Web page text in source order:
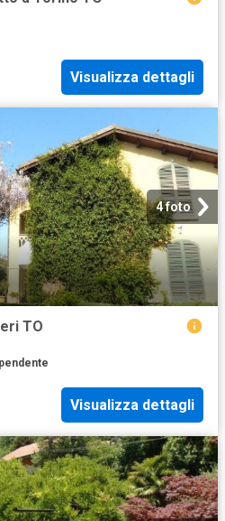
Visualizza dettagli
4 foto
TO
Visualizza dettagli